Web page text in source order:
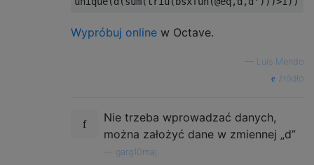
Wypróbuj online w Octave.
Luis Mendo
źródło
Nie trzeba wprowadzać danych,
można założyć dane w zmiennej „d”
garg10maj